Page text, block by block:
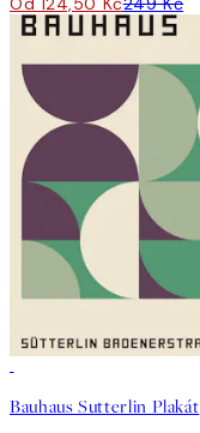
Bauhaus Sutterlin Plakát